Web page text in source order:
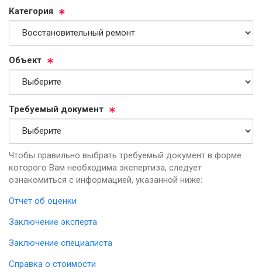
Ка­те­го­рия
Объ­ект
Тре­бу­емый до­ку­мент
Чтобы правильно выбрать требуемый документ в форме
которого Вам необходима экспертиза, следует
ознакомиться с информацией, указанной ниже:
Отчет об оценки
Заключение эксперта
Заключение специалиста
Справка о стоимости